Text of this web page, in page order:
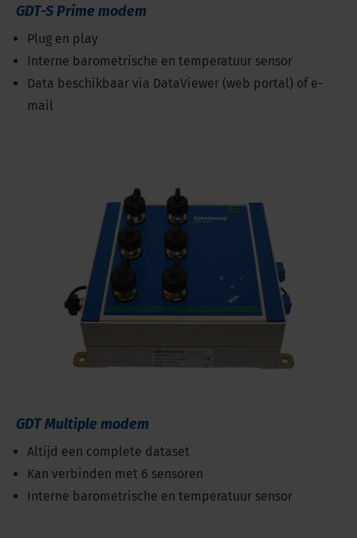
GDT-S Prime modem
Plug en play
Interne barometrische en temperatuur sensor
Data beschikbaar via DataViewer (web portal) of e-
mail
GDT Multiple modem
Altijd een complete dataset
Kan verbinden met 6 sensoren
Interne barometrische en temperatuur sensor